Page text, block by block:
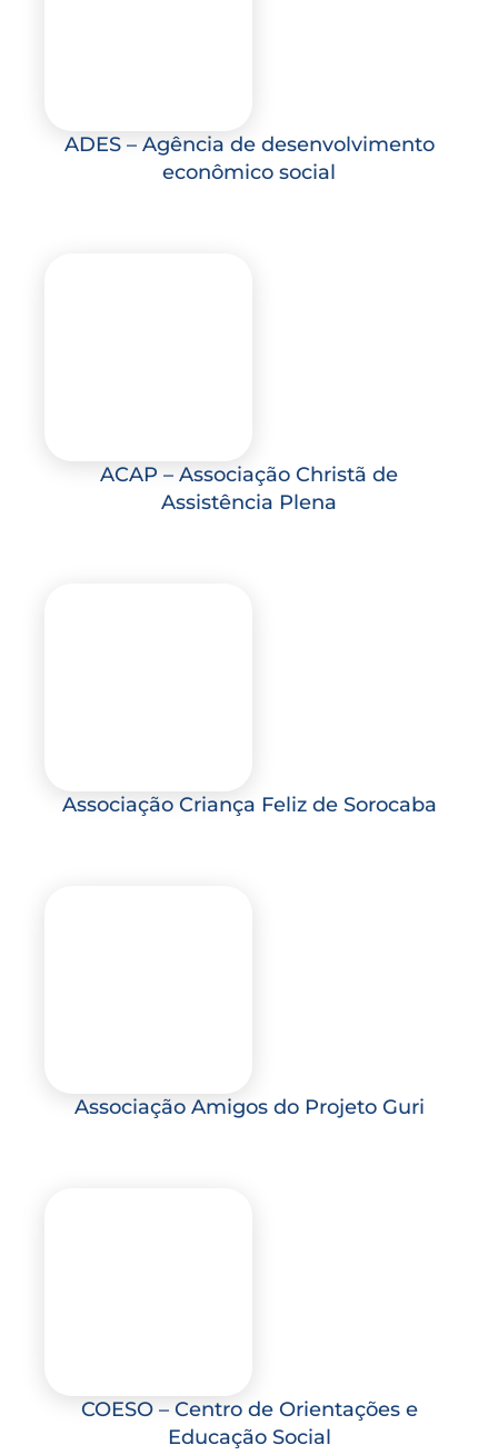
ADES – Agência de desenvolvimento
econômico social
ACAP – Associação Christã de
Assistência Plena
Associação Criança Feliz de Sorocaba
Associação Amigos do Projeto Guri
COESO – Centro de Orientações e
Educação Social